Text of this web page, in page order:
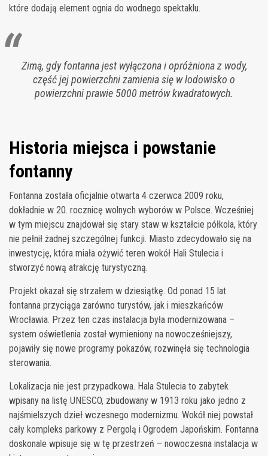
które dodają element ognia do wodnego spektaklu.
Zimą, gdy fontanna jest wyłączona i opróżniona z wody,
część jej powierzchni zamienia się w lodowisko o
powierzchni prawie 5000 metrów kwadratowych.
Historia miejsca i powstanie
fontanny
Fontanna została oficjalnie otwarta 4 czerwca 2009 roku,
dokładnie w 20. rocznicę wolnych wyborów w Polsce. Wcześniej
w tym miejscu znajdował się stary staw w kształcie półkola, który
nie pełnił żadnej szczególnej funkcji. Miasto zdecydowało się na
inwestycję, która miała ożywić teren wokół Hali Stulecia i
stworzyć nową atrakcję turystyczną.
Projekt okazał się strzałem w dziesiątkę. Od ponad 15 lat
fontanna przyciąga zarówno turystów, jak i mieszkańców
Wrocławia. Przez ten czas instalacja była modernizowana –
system oświetlenia został wymieniony na nowocześniejszy,
pojawiły się nowe programy pokazów, rozwinęła się technologia
sterowania.
Lokalizacja nie jest przypadkowa. Hala Stulecia to zabytek
wpisany na listę UNESCO, zbudowany w 1913 roku jako jedno z
najśmielszych dzieł wczesnego modernizmu. Wokół niej powstał
cały kompleks parkowy z Pergolą i Ogrodem Japońskim. Fontanna
doskonale wpisuje się w tę przestrzeń – nowoczesna instalacja w